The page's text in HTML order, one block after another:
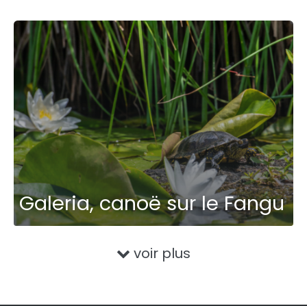
Galeria, canoë sur le Fangu
voir plus